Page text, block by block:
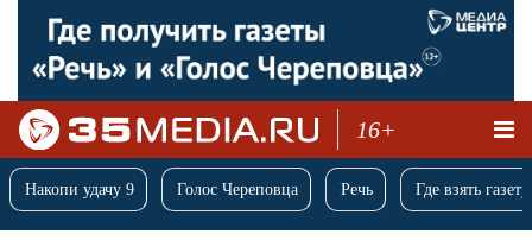
16+
Накопи удачу 9 Голос Череповца Речь Где взять